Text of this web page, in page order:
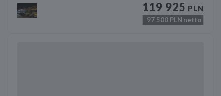
119 925 PLN
97 500 PLN netto